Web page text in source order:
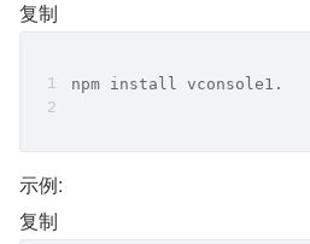
复制
npm install vconsole1.
示例:
复制